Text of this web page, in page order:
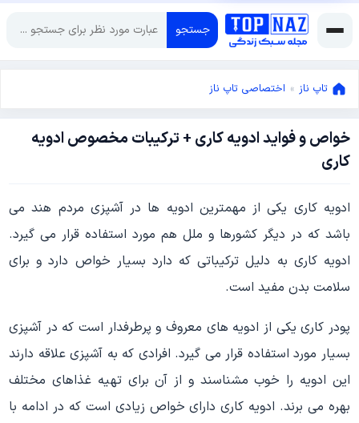
جستجو
تاپ ناز » اختصاصی تاپ ناز
خواص و فواید ادویه کاری + ترکیبات مخصوص ادویه
کاری
اکتبر
13,
13,
2022
ادویه کاری یکی از مهمترین ادویه ها در آشپزی مردم هند می
باشد که در دیگر کشورها و ملل هم مورد استفاده قرار می گیرد.
ادویه کاری به دلیل ترکیباتی که دارد بسیار خواص دارد و برای
سلامت بدن مفید است.
پودر کاری یکی از ادویه های معروف و پرطرفدار است که در آشپزی
بسیار مورد استفاده قرار می گیرد. افرادی که به آشپزی علاقه دارند
این ادویه را خوب مشناسند و از آن برای تهیه غذاهای مختلف
بهره می برند. ادویه کاری دارای خواص زیادی است که در ادامه با